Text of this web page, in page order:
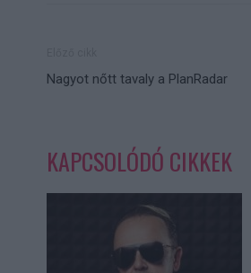
Nagyot nőtt tavaly a PlanRadar
KAPCSOLÓDÓ CIKKEK